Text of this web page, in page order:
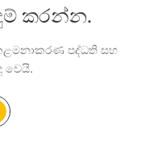
කරන්න.
පද්ධති සහ
වෙයි.